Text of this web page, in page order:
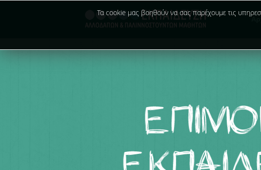
Τα cookie μας βοηθούν να σας παρέχουμε τις